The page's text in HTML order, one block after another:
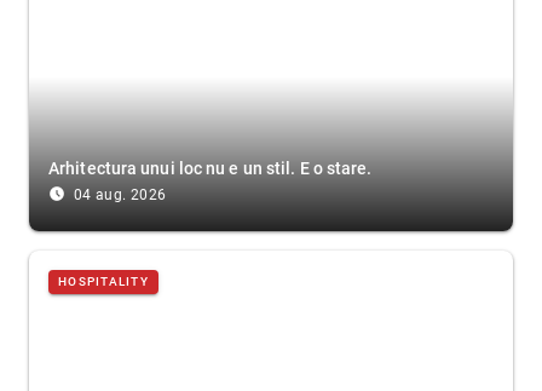
Arhitectura unui loc nu e un stil. E o stare.
access_time_filled 04 aug. 2026
HOSPITALITY